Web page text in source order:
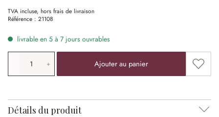
TVA incluse, hors frais de livraison
Référence : 21108
livrable en 5 à 7 jours ouvrables
Quantité de produit: saisissez la valeur souhaitée ou
Ajouter au panier
Détails du produit